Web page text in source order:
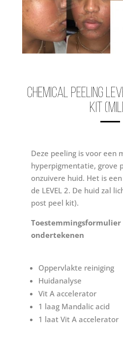
CHEMICAL PEELING
KIT
Deze peeling is voor een
hyperpigmentatie, grove
onzuivere huid. Het is
de LEVEL 2. De huid zal
post peel kit).
Toestemmingsformulier
ondertekenen
Oppervlakte reiniging
Huidanalyse
Vit A accelerator
1 laag Mandalic acid
1 laat Vit A accelerator